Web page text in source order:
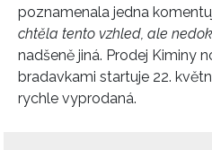
poznamenala jedna
chtěla tento vzhled, ale
nadšeně jiná. Prodej Kiminy
bradavkami startuje 22.
rychle vyprodaná.